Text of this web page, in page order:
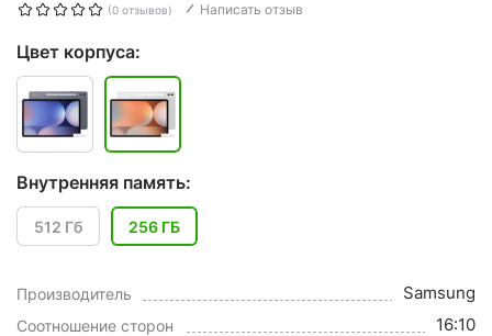
(0 отзывов) Написать отзыв
Цвет корпуса:
Внутренняя память:
512 Гб 256 ГБ
Производитель Samsung
Соотношение сторон 16:10